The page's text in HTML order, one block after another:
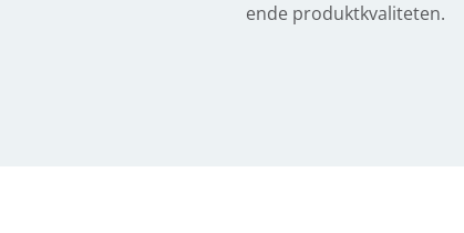
ende produktkvaliteten.